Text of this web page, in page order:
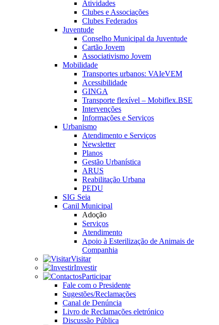
Atividades
Clubes e Associações
Clubes Federados
Juventude
Conselho Municipal da Juventude
Cartão Jovem
Associativismo Jovem
Mobilidade
Transportes urbanos: VAIeVEM
Acessibilidade
GINGA
Transporte flexível – Mobiflex.BSE
Intervenções
Informações e Serviços
Urbanismo
Atendimento e Serviços
Newsletter
Planos
Gestão Urbanística
ARUS
Reabilitação Urbana
PEDU
SIG Seia
Canil Municipal
Adoção
Serviços
Atendimento
Apoio à Esterilização de Animais de
Companhia
Visitar
Investir
Participar
Fale com o Presidente
Sugestões/Reclamações
Canal de Denúncia
Livro de Reclamações eletrónico
Discussão Pública